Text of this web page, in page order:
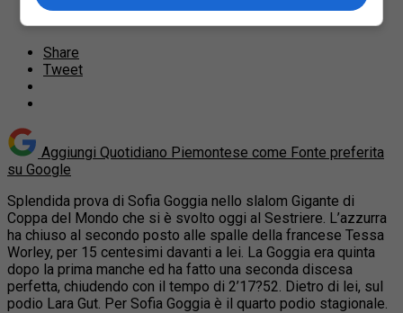
Share
Tweet
Aggiungi Quotidiano Piemontese come Fonte preferita
su Google
Splendida prova di Sofia Goggia nello slalom Gigante di
Coppa del Mondo che si è svolto oggi al Sestriere. L’azzurra
ha chiuso al secondo posto alle spalle della francese Tessa
Worley, per 15 centesimi davanti a lei. La Goggia era quinta
dopo la prima manche ed ha fatto una seconda discesa
perfetta, chiudendo con il tempo di 2’17?52. Dietro di lei, sul
podio Lara Gut. Per Sofia Goggia è il quarto podio stagionale.